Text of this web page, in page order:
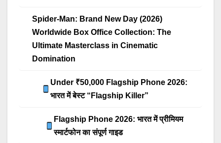
Spider-Man: Brand New Day (2026)
Worldwide Box Office Collection: The
Ultimate Masterclass in Cinematic
Domination
Under ₹50,000 Flagship Phone 2026:
भारत में बेस्ट “Flagship Killer”
Flagship Phone 2026: भारत में प्रीमियम
स्मार्टफोन का संपूर्ण गाइड